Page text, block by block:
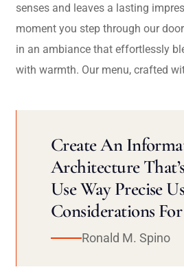
senses and leaves a lasting
moment you step through our
in an ambiance that effortlessly
with warmth. Our menu, crafted
Create An
Architecture
Use Way Precise
Considerations
Ronald M. Spino